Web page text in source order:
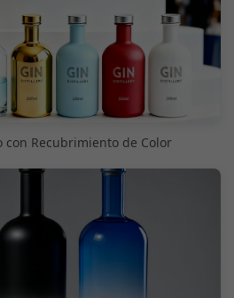
con Recubrimiento de Color